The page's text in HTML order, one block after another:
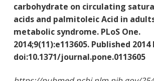
carbohydrate on circulating
acids and palmitoleic Acid in
metabolic syndrome. PLoS One.
2014;9(11):e113605. Published 2014
doi:10.1371/journal.pone.0113605